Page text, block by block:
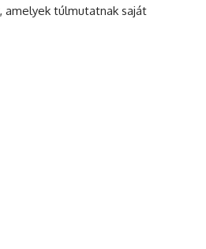
amelyek túlmutatnak saját